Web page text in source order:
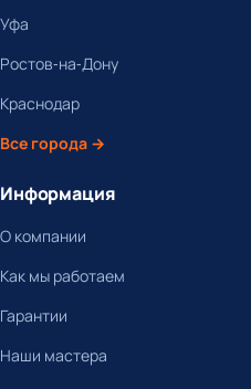
Уфа
Ростов-на-Дону
Краснодар
Все города →
Информация
О компании
Как мы работаем
Гарантии
Наши мастера